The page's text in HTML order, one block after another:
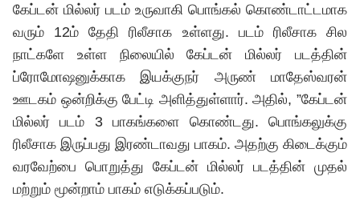
கேப்டன் மில்லர் படம் உருவாகி பொங்கல் கொண்டாட்டமாக
வரும் 12ம் தேதி ரிலீசாக உள்ளது. படம் ரிலீசாக சில
நாட்களே உள்ள நிலையில் கேப்டன் மில்லர் படத்தின்
ப்ரோமோஷனுக்காக இயக்குநர் அருண் மாதேஸ்வரன்
ஊடகம் ஒன்றிக்கு பேட்டி அளித்துள்ளார். அதில், ”கேப்டன்
மில்லர் படம் 3 பாகங்களை கொண்டது. பொங்கலுக்கு
ரிலீசாக இருப்பது இரண்டாவது பாகம். அதற்கு கிடைக்கும்
வரவேற்பை பொறுத்து கேப்டன் மில்லர் படத்தின் முதல்
மற்றும் மூன்றாம் பாகம் எடுக்கப்படும்.